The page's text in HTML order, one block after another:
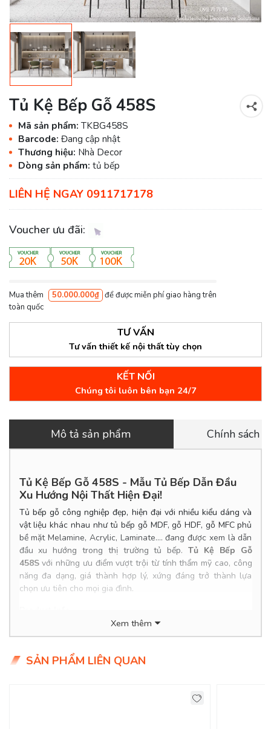
Tủ Kệ Bếp Gỗ 458S
Mã sản phẩm:TKBG458S
Barcode: Đang cập nhật
Thương hiệu: Nhà Decor
Dòng sản phẩm: tủ bếp
LIÊN HỆ NGAY 0911717178
Voucher ưu đãi:
Mua thêm 50.000.000₫ để được miễn phí giao hàng trên
toàn quốc
TƯ VẤN
Tư vấn thiết kế nội thất tùy chọn
KẾT NỐI
Chúng tôi luôn bên bạn 24/7
Mô tả sản phẩm Chính sách
Tủ Kệ Bếp Gỗ 458S - Mẫu Tủ Bếp Dẫn Đầu
Xu Hướng Nội Thất Hiện Đại!
Tủ bếp gỗ công nghiệp đẹp, hiện đại với nhiều kiểu dáng và
vật liệu khác nhau như tủ bếp gỗ MDF, gỗ HDF, gỗ MFC phủ
bề mặt Melamine, Acrylic, Laminate.... đang được xem là dẫn
đầu xu hướng trong thị trường tủ bếp.Tủ Kệ Bếp Gỗ
458Svới những ưu điểm vượt trội từ tính thẩm mỹ cao, công
năng đa dạng, giá thành hợp lý, xứng đáng trở thành lựa
chọn ưu tiên cho mọi gia đình.
đào/sồi sơn PU.
Tình trạng: Hàng mới - còn hàng.
Xem thêm
SẢN PHẨM LIÊN QUAN